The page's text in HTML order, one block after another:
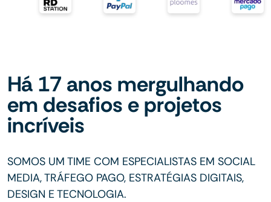
Há 17 anos mergulhando
em desafios e projetos
incríveis
SOMOS UM TIME COM ESPECIALISTAS EM SOCIAL
MEDIA, TRÁFEGO PAGO, ESTRATÉGIAS DIGITAIS,
DESIGN E TECNOLOGIA.